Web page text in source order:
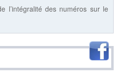
l’intégralité des numéros sur le